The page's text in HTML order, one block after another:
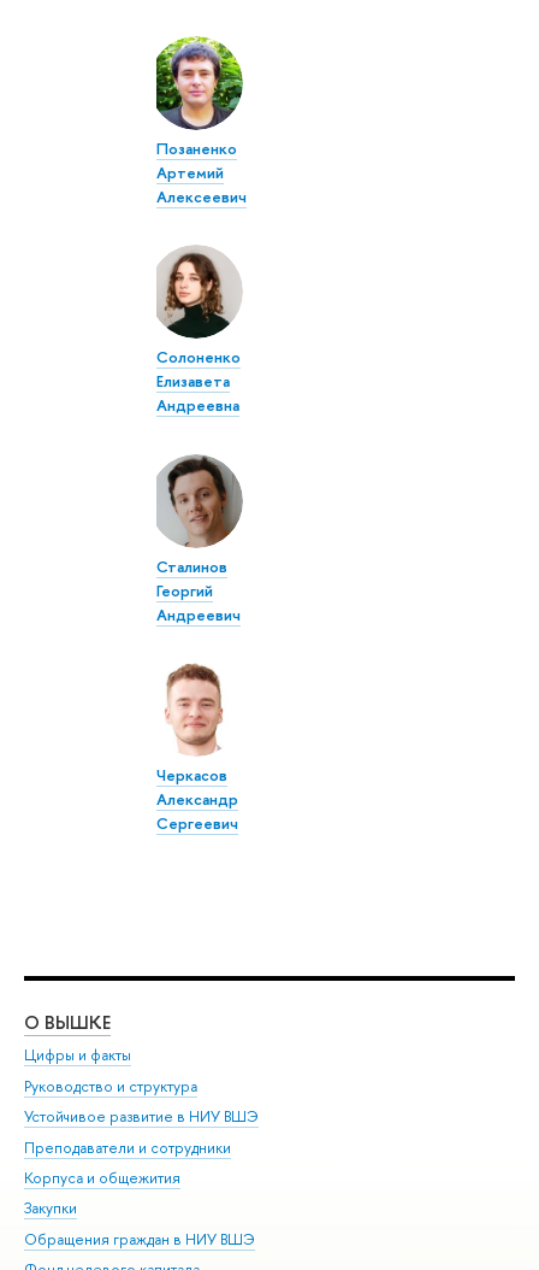
Позаненко
Артемий
Алексеевич
Солоненко
Елизавета
Андреевна
Сталинов
Георгий
Андреевич
Черкасов
Александр
Сергеевич
О ВЫШКЕ
Цифры и факты
Руководство и структура
Устойчивое развитие в НИУ ВШЭ
Преподаватели и сотрудники
Корпуса и общежития
Закупки
Обращения граждан в НИУ ВШЭ